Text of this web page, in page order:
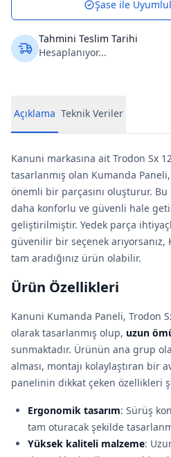
Şase ile
Tahmini Teslim Tarihi
Hesaplanıyor...
Açıklama Teknik Veriler
Kanuni markasına ait Trodon Sx
tasarlanmış olan Kumanda
önemli bir parçasını oluşturur.
daha konforlu ve güvenli hale
geliştirilmiştir. Yedek parça
güvenilir bir seçenek
tam aradığınız ürün olabilir.
Ürün Özellikleri
Kanuni Kumanda Paneli, Trodon
olarak tasarlanmış olup, uzun
sunmaktadır. Ürünün ana grup
alması, montajı kolaylaştıran bir
panelinin dikkat çeken özellikleri
Ergonomik tasarım: Sürüş
tam oturacak şekilde
Yüksek kaliteli malzeme: